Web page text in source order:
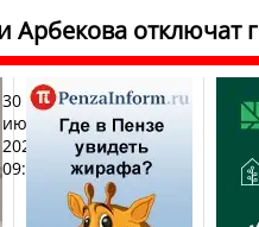
Арбекова отключат
30
июня
2026,
09:42